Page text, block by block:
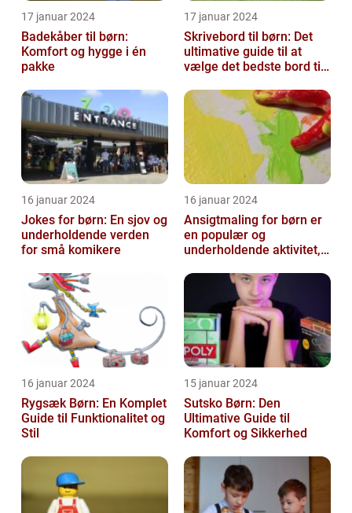
17 januar 2024
Badekåber til børn:
Komfort og hygge i én
pakke
17 januar 2024
Skrivebord til børn: Det
ultimative guide til at
vælge det bedste bord til
16 januar 2024
Jokes for børn: En sjov og
underholdende verden
for små komikere
16 januar 2024
Ansigtmaling for børn er
en populær og
underholdende aktivitet,
kreativitet, fantasi ...
16 januar 2024
Rygsæk Børn: En Komplet
Guide til Funktionalitet og
Stil
15 januar 2024
Sutsko Børn: Den
Ultimative Guide til
Komfort og Sikkerhed